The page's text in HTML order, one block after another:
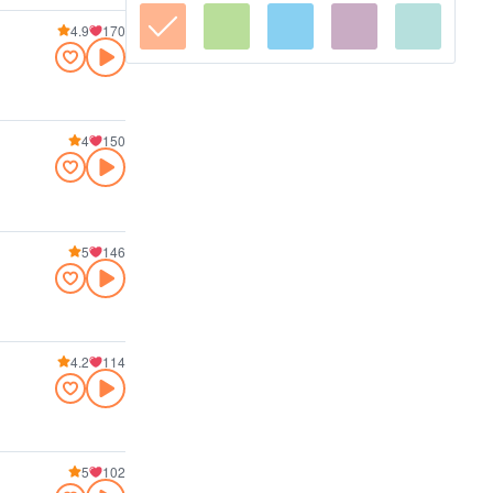
4.9 170
4 150
5 146
4.2 114
5 102